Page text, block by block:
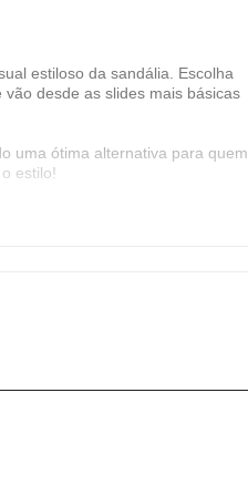
estiloso da sandália. Escolha
desde as slides mais básicas
uma ótima alternativa para quem
estilo!
estilos e idades, antecipando e